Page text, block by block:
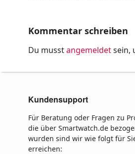
Kommentar schreiben
Du musstangemeldetsein,
Kundensupport
Für Beratung oder Fragen zu
die über Smartwatch.de
wurden sind wir wie folgt für
erreichen: